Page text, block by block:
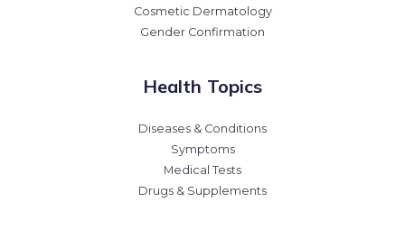
Cosmetic Dermatology
Gender Confirmation
Health Topics
Diseases & Conditions
Symptoms
Medical Tests
Drugs & Supplements